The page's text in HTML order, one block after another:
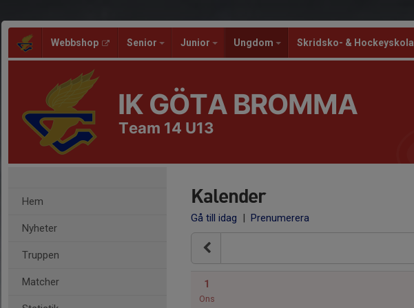
Webbshop Senior Junior Ungdom Skridsko- & Hockeyskola
IK GÖTA BROMMA
Team 14 U13
Hem
Nyheter
Truppen
Matcher
Kalender
Gå till idag | Prenumerera
1
Ons